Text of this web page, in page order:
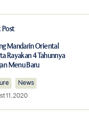
Mandarin Oriental
Rayakan 4 Tahunnya
Menu Baru
News
11, 2020